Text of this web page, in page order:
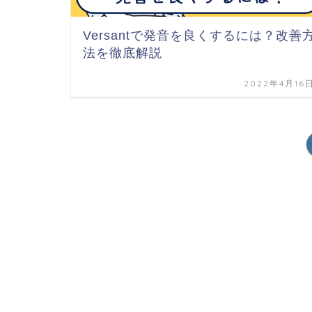
Versantで発音を良くするには？改善
法を徹底解説
2022年4月16日